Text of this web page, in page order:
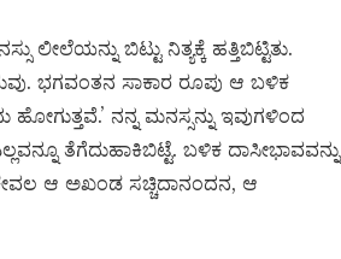
ಬಿಟ್ಟು ನಿತ್ಯಕ್ಕೆ ಹತ್ತಿಬಿಟ್ಟಿತು.
ಭಗವಂತನ ಸಾಕಾರ ರೂಪು ಆ ಬಳಿಕ
ನನ್ನ ಮನಸ್ಸನ್ನು ಇವುಗಳಿಂದ
ತೆಗೆದುಹಾಕಿಬಿಟ್ಟೆ. ಬಳಿಕ ದಾಸೀಭಾವವನ್ನು
ಆ ಅಖಂಡ ಸಚ್ಚಿದಾನಂದನ, ಆ